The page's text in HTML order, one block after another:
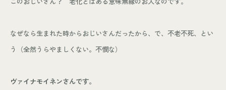
なぜなら生まれた時からおじいさんだったから、で、不老不死、とい
う（全然うらやましくない。不憫な）
ヴァイナモイネンさんです。